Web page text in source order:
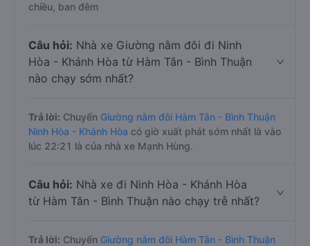
chiều, ban đêm
Câu hỏi: Nhà xe Giường nằm đôi đi Ninh
Hòa - Khánh Hòa từ Hàm Tân - Bình Thuận
nào chạy sớm nhất?
Trả lời: Chuyến Giường nằm đôi Hàm Tân - Bình Thuận
Ninh Hòa - Khánh Hòa có giờ xuất phát sớm nhất là vào
lúc 22:21 là của nhà xe Mạnh Hùng.
Câu hỏi: Nhà xe đi Ninh Hòa - Khánh Hòa
từ Hàm Tân - Bình Thuận nào chạy trễ nhất?
Trả lời: Chuyến Giường nằm đôi Hàm Tân - Bình Thuận